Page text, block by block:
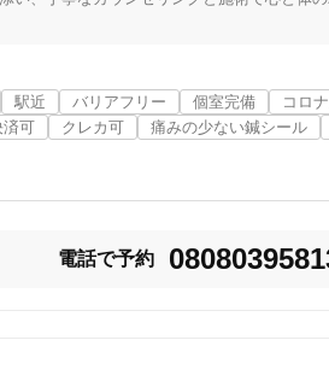
豊橋市 変更する
ら輝きを増し、自信を持って日々を送れる
ただくことで、お客様の心と体に希望の
の中でついつい自分のことは後回しにしてい
談ください。
来院の前に必ずご予約をお願いします。（
駅近 バリアフリー 個室完備 コロ
済可 クレカ可 痛みの少ない鍼シール
電話で予約